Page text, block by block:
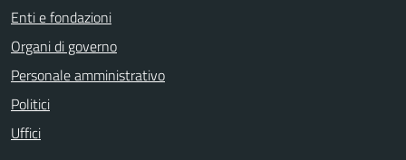
Enti e fondazioni
Organi di governo
Personale amministrativo
Politici
Uffici